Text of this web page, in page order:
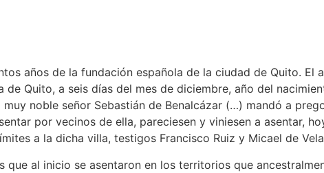
años de la fundación española de la ciudad de Quito. El
de Quito, a seis días del mes de diciembre, año del
noble señor Sebastián de Benalcázar (…) mandó a
por vecinos de ella, pareciesen y viniesen a asentar,
a la dicha villa, testigos Francisco Ruiz y Micael de
que al inicio se asentaron en los territorios que